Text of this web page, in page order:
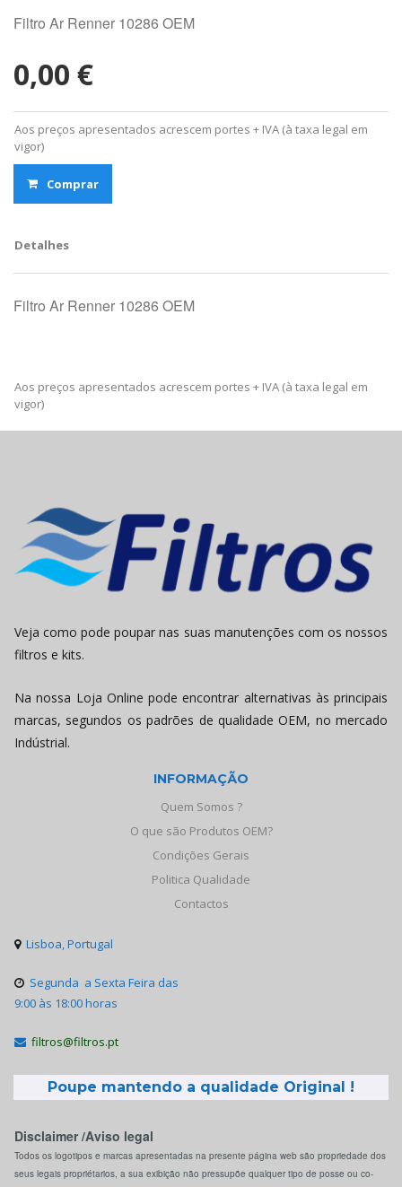
Filtro Ar Renner 10286 OEM
0,00 €
Aos preços apresentados acrescem portes + IVA (à taxa legal em
vigor)
Comprar
Detalhes
Filtro Ar Renner 10286 OEM
Aos preços apresentados acrescem portes + IVA (à taxa legal em
vigor)
Veja como pode poupar nas suas manutenções com os nossos
filtros e kits.
Na nossa Loja Online pode encontrar alternativas às principais
marcas, segundos os padrões de qualidade OEM, no mercado
Indústrial.
INFORMAÇÃO
Quem Somos ?
O que são Produtos OEM?
Condições Gerais
Politica Qualidade
Contactos
 Lisboa, Portugal
 Segunda a Sexta Feira das
9:00 às 18:00 horas
 filtros@filtros.pt
Poupe mantendo a qualidade Original !
Disclaimer /Aviso legal
Todos os logotipos e marcas apresentadas na presente página web são propriedade dos
seus legais propriétarios, a sua exibição não pressupõe qualquer tipo de posse ou co-